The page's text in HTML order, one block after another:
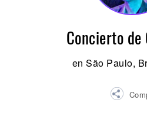
Concierto
en São Paulo,